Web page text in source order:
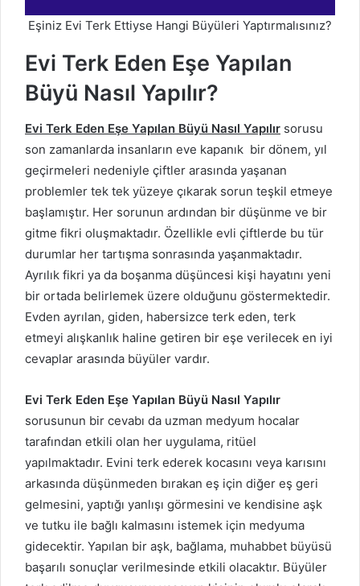
Eşiniz Evi Terk Ettiyse Hangi Büyüleri Yaptırmalısınız?
Evi Terk Eden Eşe Yapılan
Büyü Nasıl Yapılır?
Evi Terk Eden Eşe Yapılan Büyü Nasıl Yapılır sorusu
son zamanlarda insanların eve kapanık bir dönem, yıl
geçirmeleri nedeniyle çiftler arasında yaşanan
problemler tek tek yüzeye çıkarak sorun teşkil etmeye
başlamıştır. Her sorunun ardından bir düşünme ve bir
gitme fikri oluşmaktadır. Özellikle evli çiftlerde bu tür
durumlar her tartışma sonrasında yaşanmaktadır.
Ayrılık fikri ya da boşanma düşüncesi kişi hayatını yeni
bir ortada belirlemek üzere olduğunu göstermektedir.
Evden ayrılan, giden, habersizce terk eden, terk
etmeyi alışkanlık haline getiren bir eşe verilecek en iyi
cevaplar arasında büyüler vardır.
Evi Terk Eden Eşe Yapılan Büyü Nasıl Yapılır
sorusunun bir cevabı da uzman medyum hocalar
tarafından etkili olan her uygulama, ritüel
yapılmaktadır. Evini terk ederek kocasını veya karısını
arkasında düşünmeden bırakan eş için diğer eş geri
gelmesini, yaptığı yanlışı görmesini ve kendisine aşk
ve tutku ile bağlı kalmasını istemek için medyuma
gidecektir. Yapılan bir aşk, bağlama, muhabbet büyüsü
başarılı sonuçlar verilmesinde etkili olacaktır. Büyüler